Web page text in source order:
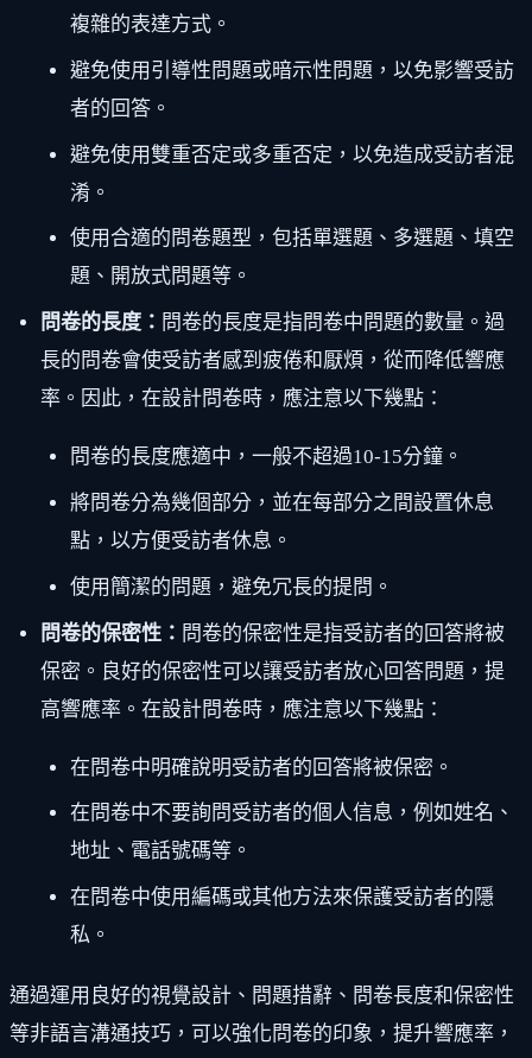
複雜的表達方式。
避免使用引導性問題或暗示性問題，以免影響受訪
者的回答。
避免使用雙重否定或多重否定，以免造成受訪者混
淆。
使用合適的問卷題型，包括單選題、多選題、填空
題、開放式問題等。
問卷的長度： 問卷的長度是指問卷中問題的數量。過
長的問卷會使受訪者感到疲倦和厭煩，從而降低響應
率。因此，在設計問卷時，應注意以下幾點：
問卷的長度應適中，一般不超過10-15分鐘。
將問卷分為幾個部分，並在每部分之間設置休息
點，以方便受訪者休息。
使用簡潔的問題，避免冗長的提問。
問卷的保密性： 問卷的保密性是指受訪者的回答將被
保密。良好的保密性可以讓受訪者放心回答問題，提
高響應率。在設計問卷時，應注意以下幾點：
在問卷中明確說明受訪者的回答將被保密。
在問卷中不要詢問受訪者的個人信息，例如姓名、
地址、電話號碼等。
在問卷中使用編碼或其他方法來保護受訪者的隱
私。
通過運用良好的視覺設計、問題措辭、問卷長度和保密性
等非語言溝通技巧，可以強化問卷的印象，提升響應率，